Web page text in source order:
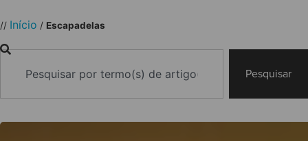
// Início / Escapadelas
Pesquisar